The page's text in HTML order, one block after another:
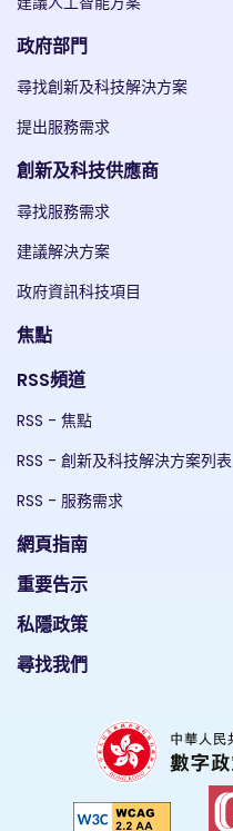
政府部門
尋找創新及科技解決方案
提出服務需求
創新及科技供應商
尋找服務需求
建議解決方案
政府資訊科技項目
焦點
RSS頻道
RSS - 焦點
RSS - 創新及科技解決方案列表
RSS - 服務需求
網頁指南
重要告示
私隱政策
尋找我們